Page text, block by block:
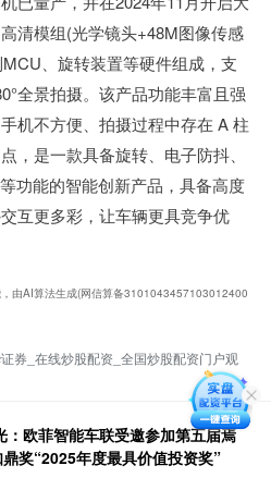
清模组(光学镜头+48M图像传感
、旋转装置等硬件组成，支
全景拍摄。该产品功能丰富且强
机不方便、拍摄过程中存在 A 柱
，是一款具备旋转、电子防抖、
功能的智能创新产品，具备高度
互更多彩，让车辆更具竞争优
由AI算法生成(网信算备3101043457103012400
券_在线炒股配资_全国炒股配资门户观
：欧菲智能车联受邀参加第五届焉
奖“2025年度最具价值投资奖”